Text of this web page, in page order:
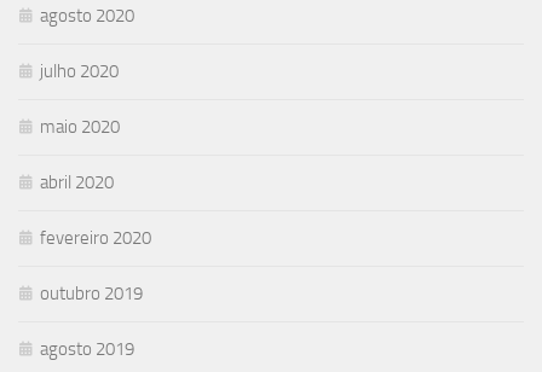
agosto 2020
julho 2020
maio 2020
abril 2020
fevereiro 2020
outubro 2019
agosto 2019